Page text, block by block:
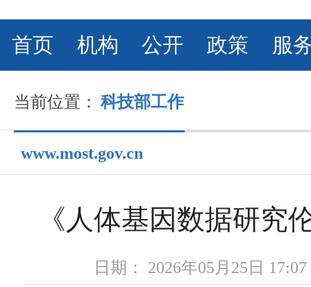
首页 机构 公开 政策 服
当前位置： 科技部工作
www.most.gov.cn
《人体基因数据研究
日期： 2026年05月25日